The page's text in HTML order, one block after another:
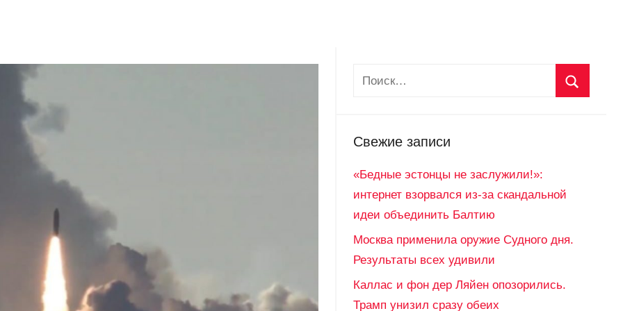
Свежие записи
«Бедные эстонцы не заслужили!»:
интернет взорвался из-за скандальной
идеи объединить Балтию
Москва применила оружие Судного дня.
Результаты всех удивили
Каллас и фон дер Ляйен опозорились.
Трамп унизил сразу обеих